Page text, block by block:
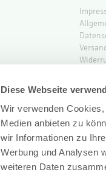
Diese Webseite
Wir verwenden
Medien anbieten zu
wir Informationen zu
Werbung und Analysen
weiteren Daten